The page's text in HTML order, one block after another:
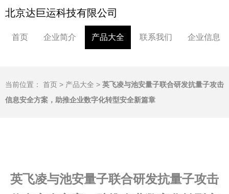
北京达巨运科技有限公司
首页 企业简介 产品大全 联系我们 企业信息
当前位置： 首页 > 产品大全 > 英飞凌与池安量子联合研发抗量子攻击
信息安全方案，助推企业数字化转型安全新篇章
英飞凌与池安量子联合研发抗量子攻击